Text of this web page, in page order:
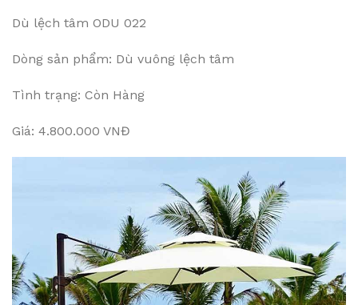
Dù lệch tâm ODU 022
Dòng sản phẩm: Dù vuông lệch tâm
Tình trạng: Còn Hàng
Giá: 4.800.000 VNĐ